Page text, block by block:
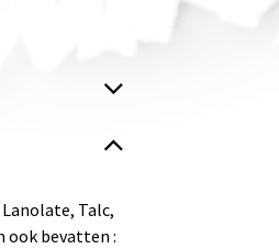
Talc,
ook bevatten :